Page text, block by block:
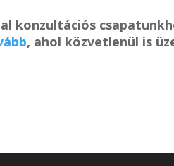
konzultációs
, ahol közvetlenül is